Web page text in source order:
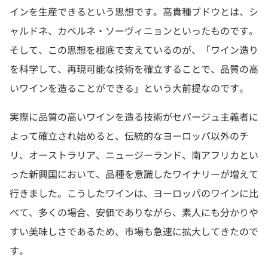
インを生産できるという思想です。高貴種ブドウとは、シ
ャルドネ、カベルネ・ソーヴィニョンといったものです。
そして、この思想を根底で支えているのが、「ワイン造り
を科学して、再現可能な技術を確立することで、品質の高
いワインを造ることができる」という大前提なのです。
実際に品質の高いワインを造る技術がセパージュ主義者に
よって確立され始めると、伝統的なヨーロッパ以外のチ
リ、オーストラリア、ニュージーランド、南アフリカとい
った新興国において、品種を意識したワイナリーが増えて
行きました。こうしたワインは、ヨーロッパのワインに比
べて、多くの場合、安価でありながら、素人にも分かりや
すい美味しさであるため、市場も急速に拡大してきたので
す。